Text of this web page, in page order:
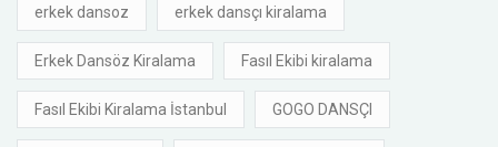
erkek dansoz erkek dansçı kiralama
Erkek Dansöz Kiralama Fasıl Ekibi kiralama
Fasıl Ekibi Kiralama İstanbul GOGO DANSÇI